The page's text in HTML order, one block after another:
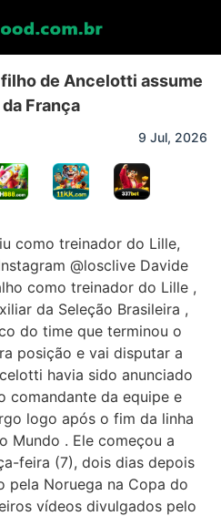
de Ancelotti assume
França
9 Jul, 2026
como treinador do Lille,
@losclive Davide
como treinador do Lille ,
da Seleção Brasileira ,
do time que terminou o
posição e vai disputar a
havia sido anunciado
comandante da equipe e
logo após o fim da linha
Mundo . Ele começou a
feira (7), dois dias depois
pela Noruega na Copa do
vídeos divulgados pelo